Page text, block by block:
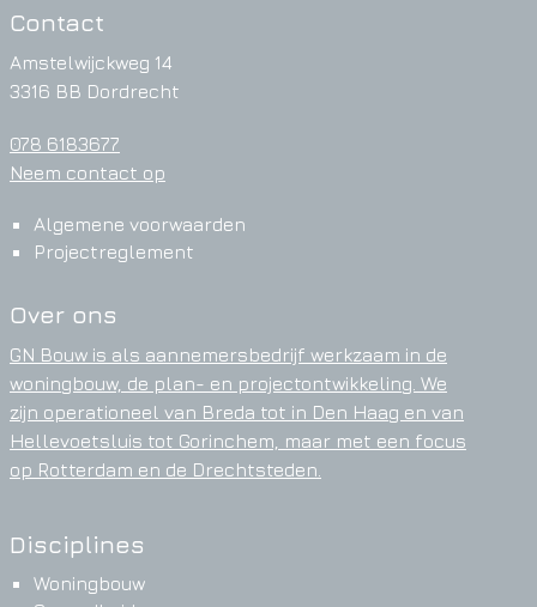
Contact
Amstelwijckweg 14
3316 BB Dordrecht
078 6183677
Neem contact op
Algemene voorwaarden
Projectreglement
Over ons
GN Bouw is als aannemersbedrijf werkzaam in de
woningbouw, de plan- en projectontwikkeling. We
zijn operationeel van Breda tot in Den Haag en van
Hellevoetsluis tot Gorinchem, maar met een focus
op Rotterdam en de Drechtsteden.
Disciplines
Woningbouw